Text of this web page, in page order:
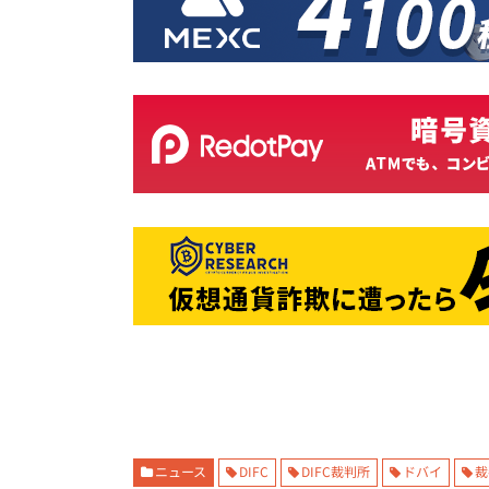
ニュース DIFC DIFC裁判所 ドバイ